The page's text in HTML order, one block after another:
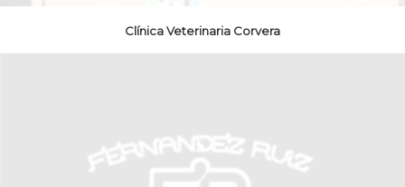
Clínica Veterinaria Corvera